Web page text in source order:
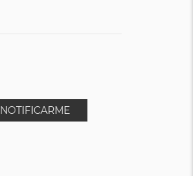
NOTIFICARME